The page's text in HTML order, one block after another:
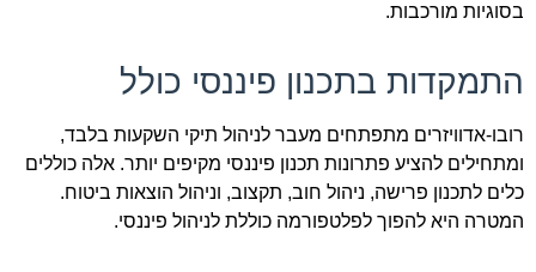
בסוגיות מורכבות.
התמקדות בתכנון פיננסי כולל
רובו-אדוויזרים מתפתחים מעבר לניהול תיקי השקעות בלבד,
ומתחילים להציע פתרונות תכנון פיננסי מקיפים יותר. אלה כוללים
כלים לתכנון פרישה, ניהול חוב, תקצוב, וניהול הוצאות ביטוח.
המטרה היא להפוך לפלטפורמה כוללת לניהול פיננסי.